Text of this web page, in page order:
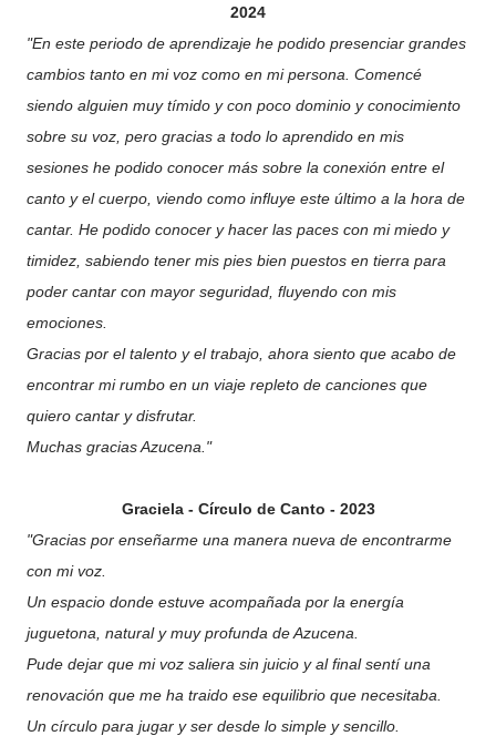
2024
"En este periodo de aprendizaje he podido presenciar grandes
cambios tanto en mi voz como en mi persona. Comencé
siendo alguien muy tímido y con poco dominio y conocimiento
sobre su voz, pero gracias a todo lo aprendido en mis
sesiones he podido conocer más sobre la conexión entre el
canto y el cuerpo, viendo como influye este último a la hora de
cantar. He podido conocer y hacer las paces con mi miedo y
timidez, sabiendo tener mis pies bien puestos en tierra para
poder cantar con mayor seguridad, fluyendo con mis
emociones.
Gracias por el talento y el trabajo, ahora siento que acabo de
encontrar mi rumbo en un viaje repleto de canciones que
quiero cantar y disfrutar.
Muchas gracias Azucena."
Graciela - Círculo de Canto - 2023
"Gracias por enseñarme una manera nueva de encontrarme
con mi voz.
Un espacio donde estuve acompañada por la energía
juguetona, natural y muy profunda de Azucena.
Pude dejar que mi voz saliera sin juicio y al final sentí una
renovación que me ha traido ese equilibrio que necesitaba.
Un círculo para jugar y ser desde lo simple y sencillo.